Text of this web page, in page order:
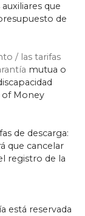
que
de
/ las tarifas
mutua o
of Money
de descarga:
que cancelar
registro de la
está reservada